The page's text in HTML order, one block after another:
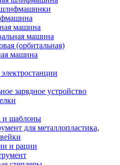
машина
машина
(орбитальная)
машина
зарядное устройство
и шаблоны
для металлопластика,
и рации